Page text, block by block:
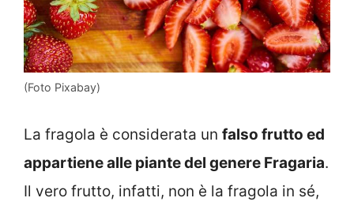
(Foto Pixabay)
La fragola è considerata un falso frutto ed
appartiene alle piante del genere Fragaria.
Il vero frutto, infatti, non è la fragola in sé,